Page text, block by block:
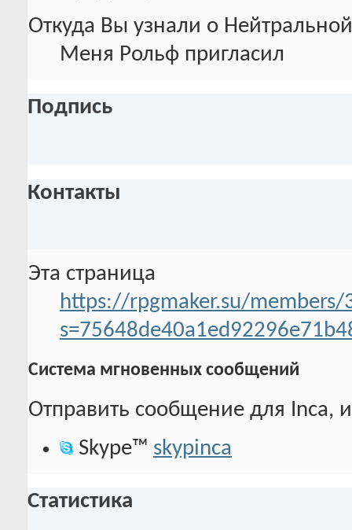
Откуда Вы узнали о
Меня Рольф пригласил
Подпись
Контакты
Эта страница
https://rpgmaker.su/members/
Система мгновенных сообщений
Отправить сообщение для Inca,
Skype™ skypinca
Статистика